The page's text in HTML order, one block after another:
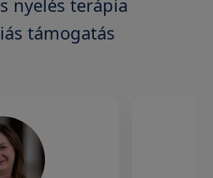
nyelés terápia
támogatás